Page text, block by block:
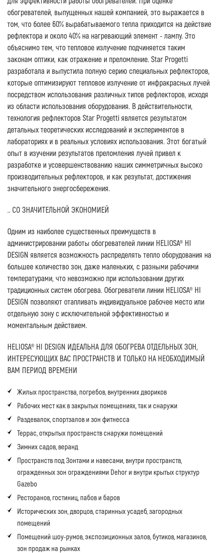
обогревателей, выпущенных нашей компанией, это выражается в
том, что более 60% вырабатываемого тепла приходится на действие
рефлектора и около 40% на нагревающий элемент - лампу. Это
объяснимо тем, что тепловое излучение подчиняется таким
законам оптики, как отражение и преломление. Star Progetti
разработала и выпустила полную серию специальных рефлекторов,
которые оптимизируют тепловое излучение от инфракрасных лучей
посредством использования различных типов рефлекторов, исходя
из области использования оборудования. В действительности,
технология рефлекторов Star Progetti является результатом
детальных теоретических исследований и экспериментов в
лабораториях и в реальных условиях использования. Этот богатый
опыт в изучении результатов преломления лучей привел к
разработке и усовершенствованию наших симметричных высоко
производительных рефлекторов, и как результат, достижения
значительного энергосбережения.
.. СО ЗНАЧИТЕЛЬНОЙ ЭКОНОМИЕЙ
Одним из наиболее существенных преимуществ в
администрировании работы обогревателей линии HELIOSA® HI
DESIGN является возможность распределять тепло оборудования на
большее количество зон, даже маленьких, с разными рабочими
температурами, что невозможно при использовании других
традиционных систем обогрева. Обогреватели линии HELIOSA® HI
DESIGN позволяют отапливать индивидуальное рабочее место или
отдельную зону с исключительной эффективностью и
моментальным действием.
HELIOSA® HI DESIGN ИДЕАЛЬНА ДЛЯ ОБОГРЕВА ОТДЕЛЬНЫХ ЗОН,
ИНТЕРЕСУЮЩИХ ВАС ПРОСТРАНСТВ И ТОЛЬКО НА НЕОБХОДИМЫЙ
ВАМ ПЕРИОД ВРЕМЕНИ
Жилых пространства, погребов, внутренних двориков
Рабочих мест как в закрытых помещениях, так и снаружи
Раздевалок, спортзалов и зон фитнесса
Террас, открытых пространств снаружи помещений
Зимних садов, веранд
Пространств под Зонтами и навесами, внутри пространств,
огражденных зон ограждениями Dehor и внутри крытых структур
Gazebo
Ресторанов, гостиниц, пабов и баров
Исторических зон, дворцов, старинных усадеб, загородных
помещений
Помещений шоу-румов, экспозиционных залов, бутиков, магазинов,
зон продаж на рынках